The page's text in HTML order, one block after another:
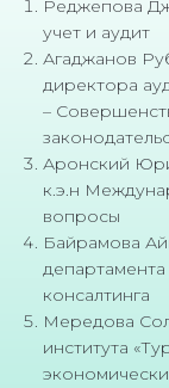
Реджепова
учет и аудит
Агаджанов
директора
–
Аронский
к.э.н
вопросы
Байрамова
консалтинга
Мередова
института